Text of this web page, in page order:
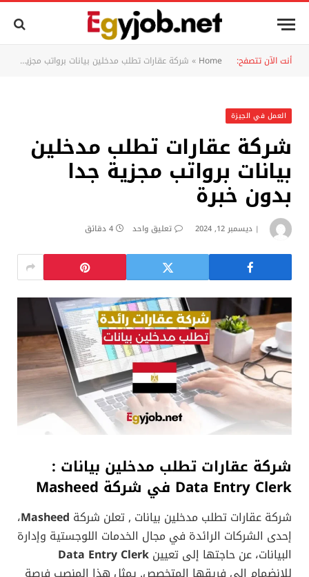
أنت الآن تتصفح: Home
» شركة عقارات تطلب مدخلين بيانات برواتب مجزية جدا بدون خبرة
العمل في الجيزة
شركة عقارات تطلب مدخلين
بيانات برواتب مجزية جدا
بدون خبرة
ديسمبر 12, 2024 تعليق واحد 4 دقائق
شركة عقارات تطلب مدخلين بيانات :
Data Entry Clerk في شركة Masheed
شركة عقارات تطلب مدخلين بيانات , تعلن شركة Masheed،
إحدى الشركات الرائدة في مجال الخدمات اللوجستية وإدارة
البيانات، عن حاجتها إلى تعيين Data Entry Clerk